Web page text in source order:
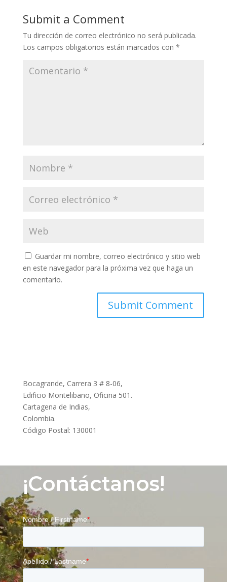
Submit a Comment
Tu dirección de correo electrónico no será publicada.
Los campos obligatorios están marcados con *
Guardar mi nombre, correo electrónico y sitio web
en este navegador para la próxima vez que haga un
comentario.
Bocagrande, Carrera 3 # 8-06,
Edificio Montelibano, Oficina 501.
Cartagena de Indias,
Colombia.
Código Postal: 130001
¡Contáctanos!